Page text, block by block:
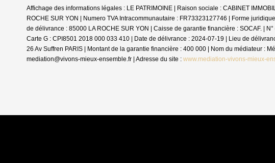
Affichage des informations légales : LE PATRIMOINE | Raison sociale : CABINET
ROCHE SUR YON | Numero TVA Intracommunautaire : FR73323127746 | Forme
de délivrance : 85000 LA ROCHE SUR YON | Caisse de garantie financière : SOCAF. |
Carte G : CPI8501 2018 000 033 410 | Date de délivrance : 2024-07-19 | Lieu de
26 Av Suffren PARIS | Montant de la garantie financière : 400 000 | Nom du médiateur :
mediation@vivons-mieux-ensemble.fr | Adresse du site : www.mediation-vivons-mieux-